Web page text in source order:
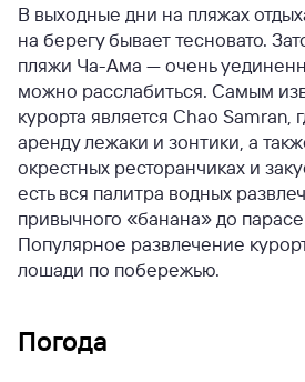
В выходные дни на пляжах
на берегу бывает тесновато.
пляжи Ча-Ама — очень
можно расслабиться. Самым
курорта является Chao Samran,
аренду лежаки и зонтики, а
окрестных ресторанчиках и
есть вся палитра водных
привычного «банана» до
Популярное развлечение
лошади по побережью.
Погода